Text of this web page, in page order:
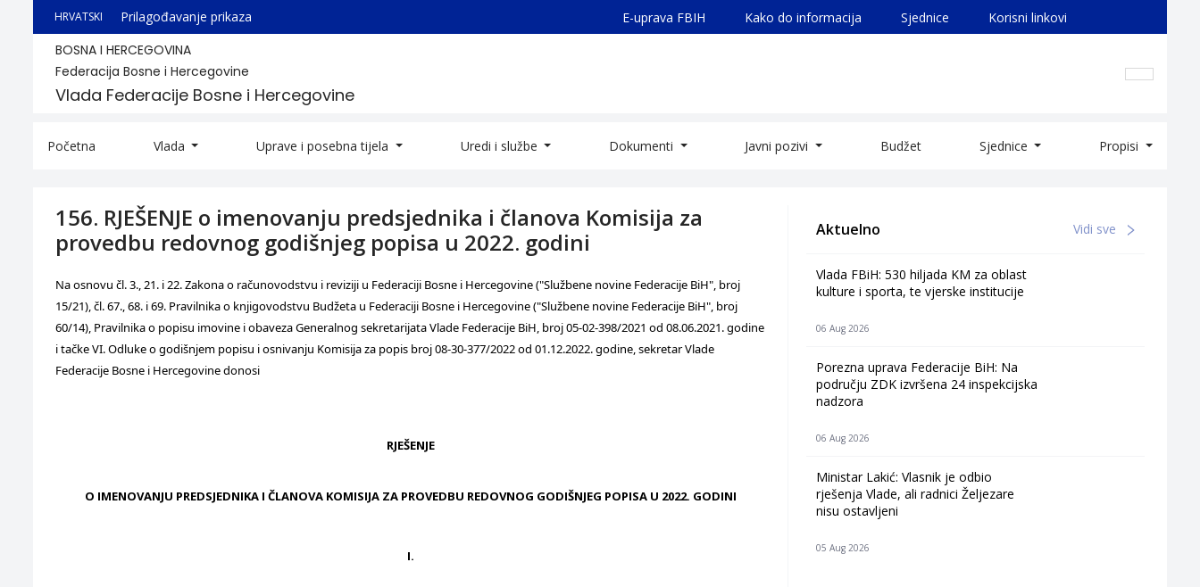
HRVATSKI Prilagođavanje prikaza E-uprava FBIH Kako do informacija Sjednice Korisni linkovi
BOSNA I HERCEGOVINA
Federacija Bosne i Hercegovine
Vlada Federacije Bosne i Hercegovine
Početna Vlada Uprave i posebna tijela Uredi i službe Dokumenti Javni pozivi Budžet Sjednice Propisi
156. RJEŠENJE o imenovanju predsjednika i članova Komisija za
provedbu redovnog godišnjeg popisa u 2022. godini
Na osnovu čl. 3., 21. i 22. Zakona o računovodstvu i reviziji u Federaciji Bosne i Hercegovine ("Službene novine Federacije BiH", broj
15/21), čl. 67., 68. i 69. Pravilnika o knjigovodstvu Budžeta u Federaciji Bosne i Hercegovine ("Službene novine Federacije BiH", broj
60/14), Pravilnika o popisu imovine i obaveza Generalnog sekretarijata Vlade Federacije BiH, broj 05-02-398/2021 od 08.06.2021. godine
i tačke VI. Odluke o godišnjem popisu i osnivanju Komisija za popis broj 08-30-377/2022 od 01.12.2022. godine, sekretar Vlade
Federacije Bosne i Hercegovine donosi
RJEŠENJE
O IMENOVANJU PREDSJEDNIKA I ČLANOVA KOMISIJA ZA PROVEDBU REDOVNOG GODIŠNJEG POPISA U 2022. GODINI
I.
Aktuelno Vidi sve
Vlada FBiH: 530 hiljada KM za oblast
kulture i sporta, te vjerske institucije
06 Aug 2026
Porezna uprava Federacije BiH: Na
području ZDK izvršena 24 inspekcijska
nadzora
06 Aug 2026
Ministar Lakić: Vlasnik je odbio
rješenja Vlade, ali radnici Željezare
nisu ostavljeni
05 Aug 2026